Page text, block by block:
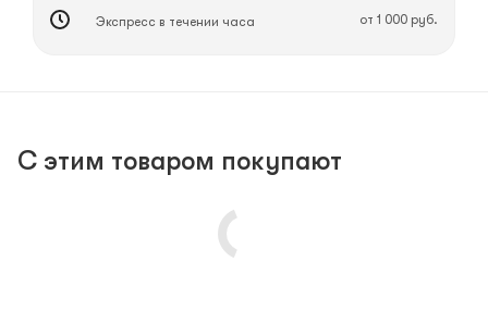
Экспресс в течении часа от 1 000 руб.
С этим товаром покупают